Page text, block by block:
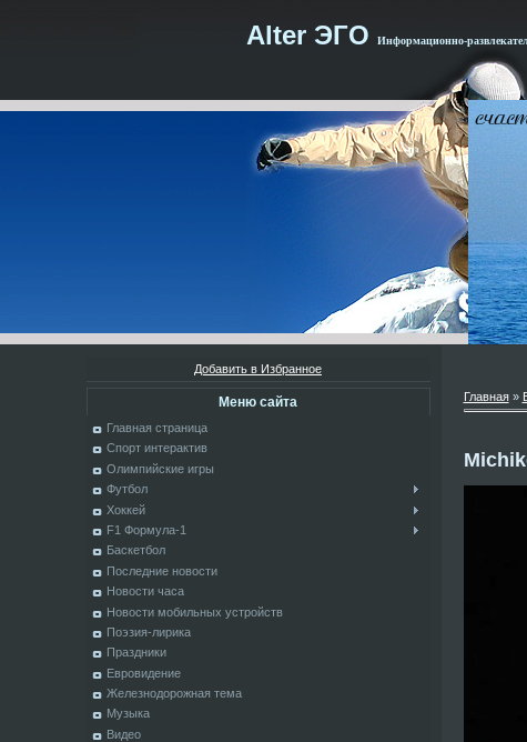
Alter ЭГО Информационно-
Добавить в Избранное
Меню сайта
Главная страница
Спорт интерактив
Олимпийские игры
Футбол
Хоккей
F1 Формула-1
Баскетбол
Последние новости
Новости часа
Новости мобильных устройств
Поэзия-лирика
Праздники
Евровидение
Железнодорожная тема
Музыка
Видео
Главная»